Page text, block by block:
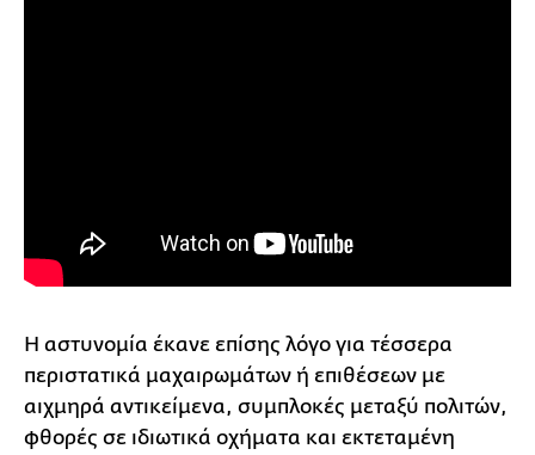
Η αστυνομία έκανε επίσης λόγο για τέσσερα
περιστατικά μαχαιρωμάτων ή επιθέσεων με
αιχμηρά αντικείμενα, συμπλοκές μεταξύ πολιτών,
φθορές σε ιδιωτικά οχήματα και εκτεταμένη